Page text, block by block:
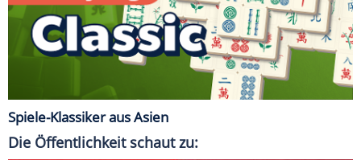
Spiele-Klassiker aus Asien
Die Öffentlichkeit schaut zu: